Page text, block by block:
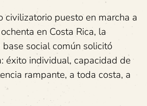
civilizatorio puesto en marcha a
en Costa Rica, la
social común solicitó
éxito individual, capacidad de
rampante, a toda costa, a